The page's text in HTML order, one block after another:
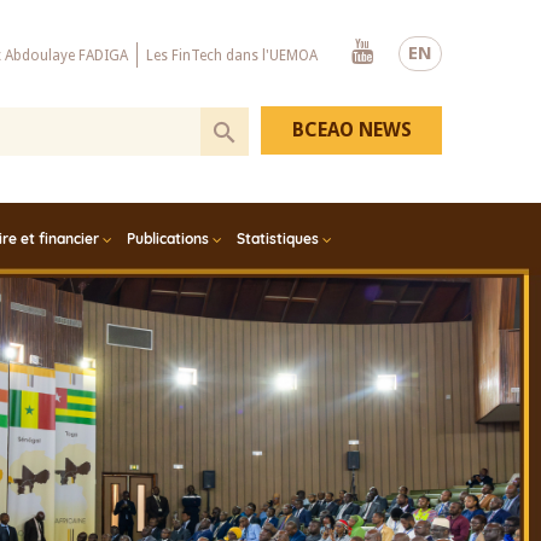
EN
Abdoulaye FADIGA Les FinTech dans l'UEMOA
Youtube
et financier Publications Statistiques
BCEAO NEWS